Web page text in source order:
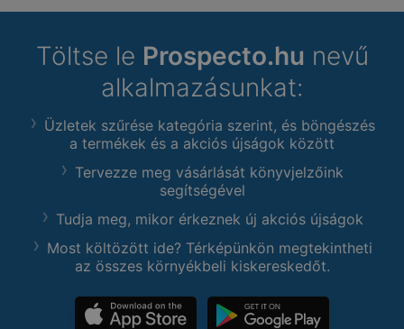
Töltse le Prospecto.hu nevű
alkalmazásunkat:
Üzletek szűrése kategória szerint, és böngészés
a termékek és a akciós újságok között
Tervezze meg vásárlását könyvjelzőink
segítségével
Tudja meg, mikor érkeznek új akciós újságok
Most költözött ide? Térképünkön megtekintheti
az összes környékbeli kiskereskedőt.